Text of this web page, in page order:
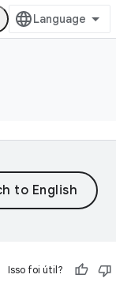
Isso foi útil?